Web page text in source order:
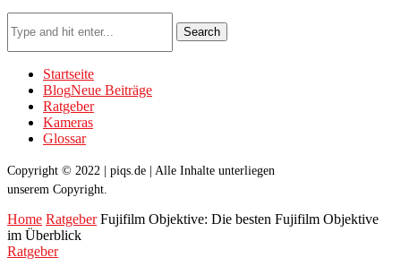
Search
Startseite
BlogNeue Beiträge
Ratgeber
Kameras
Glossar
Copyright © 2022 | piqs.de | Alle Inhalte unterliegen
unserem Copyright.
Home Ratgeber Fujifilm Objektive: Die besten Fujifilm Objektive
im Überblick
Ratgeber